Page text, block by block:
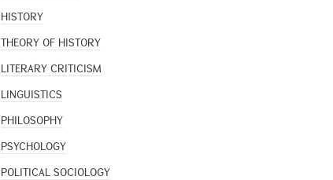
HISTORY
THEORY OF HISTORY
LITERARY CRITICISM
LINGUISTICS
PHILOSOPHY
PSYCHOLOGY
POLITICAL SOCIOLOGY